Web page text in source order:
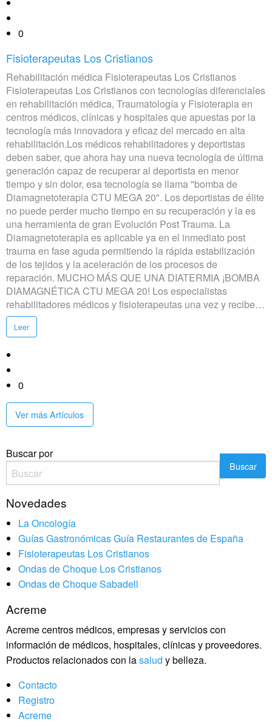
0
Fisioterapeutas Los Cristianos
Rehabilitación médica Fisioterapeutas Los Cristianos
Fisioterapeutas Los Cristianos con tecnologías diferenciales
en rehabilitación médica, Traumatología y Fisioterapia en
centros médicos, clínicas y hospitales que apuestas por la
tecnología más innovadora y eficaz del mercado en alta
rehabilitación.Los médicos rehabilitadores y deportistas
deben saber, que ahora hay una nueva tecnología de última
generación capaz de recuperar al deportista en menor
tiempo y sin dolor, esa tecnología se llama "bomba de
Diamagnetoterapia CTU MEGA 20". Los deportistas de élite
no puede perder mucho tiempo en su recuperación y la es
una herramienta de gran Evolución Post Trauma. La
Diamagnetoterapia es aplicable ya en el inmediato post
trauma en fase aguda permitiendo la rápida estabilización
de los tejidos y la aceleración de los procesos de
reparación. MUCHO MÁS QUE UNA DIATERMIA ¡BOMBA
DIAMAGNÉTICA CTU MEGA 20! Los especialistas
rehabilitadores médicos y fisioterapeutas una vez y recibe…
Leer
0
Ver más Artículos
Buscar por
Novedades
La Oncología
Guías Gastronómicas Guía Restaurantes de España
Fisioterapeutas Los Cristianos
Ondas de Choque Los Cristianos
Ondas de Choque Sabadell
Acreme
Acreme centros médicos, empresas y servicios con
información de médicos, hospitales, clínicas y proveedores.
Productos relacionados con lasalud y belleza.
Contacto
Registro
Acreme